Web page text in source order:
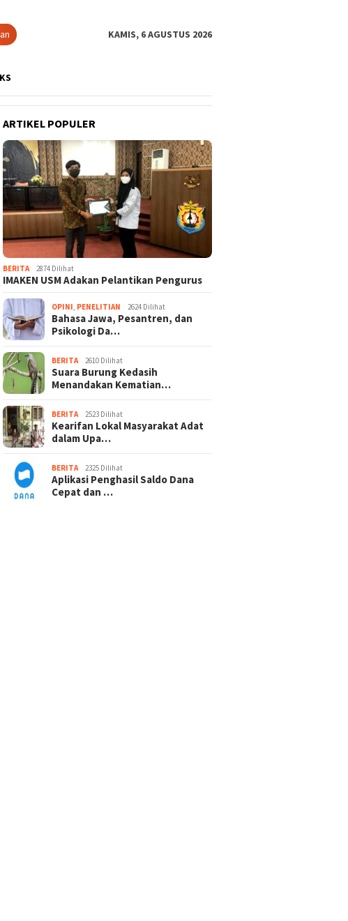
KAMIS, 6 AGUSTUS 2026
ARTIKEL POPULER
BERITA 2874 Dilihat
IMAKEN USM Adakan Pelantikan Pengurus
OPINI PENELITIAN 2624 Dilihat
Bahasa Jawa, Pesantren, dan
Psikologi Da…
BERITA 2610 Dilihat
Suara Burung Kedasih
Menandakan Kematian…
BERITA 2523 Dilihat
Kearifan Lokal Masyarakat Adat
dalam Upa…
BERITA 2325 Dilihat
Aplikasi Penghasil Saldo Dana
Cepat dan …